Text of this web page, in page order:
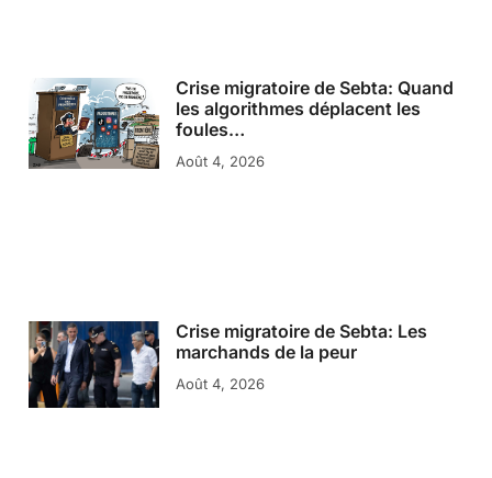
Crise migratoire de Sebta: Quand
les algorithmes déplacent les
foules…
Août 4, 2026
Crise migratoire de Sebta: Les
marchands de la peur
Août 4, 2026